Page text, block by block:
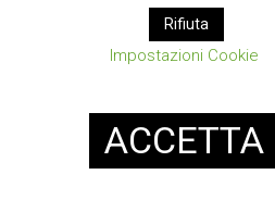
Designed usingMagazine News Byte.
Rifiuta
Impostazioni Cookie
ACCETTA